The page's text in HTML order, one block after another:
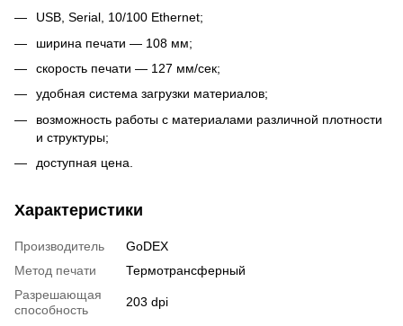
USB, Serial, 10/100 Ethernet;
ширина печати — 108 мм;
скорость печати — 127 мм/сек;
удобная система загрузки материалов;
возможность работы с материалами различной плотности
и структуры;
доступная цена.
Характеристики
Производитель
GoDEX
Метод печати
Термотрансферный
Разрешающая
способность
203 dpi